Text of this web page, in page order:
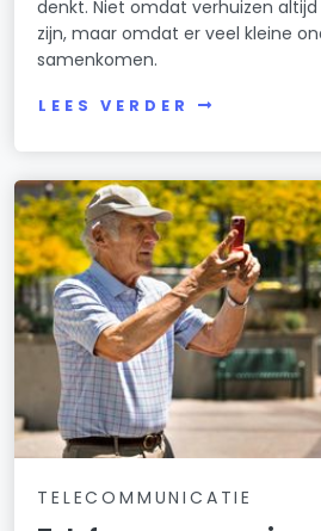
denkt. Niet omdat verhuizen
zijn, maar omdat er veel kleine
samenkomen.
LEES VERDER
TELECOMMUNICATIE